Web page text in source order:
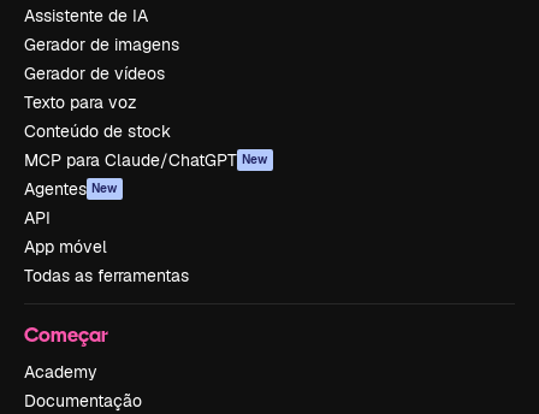
Assistente de IA
Gerador de imagens
Gerador de vídeos
Texto para voz
Conteúdo de stock
MCP para Claude/ChatGPT New
Agentes New
API
App móvel
Todas as ferramentas
Começar
Academy
Documentação